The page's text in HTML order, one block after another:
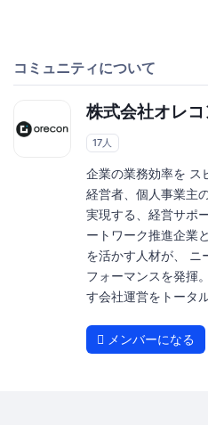
コミュニティについて
株式会社オレコ
17人
企業の業務効率を ス
経営者、個人事業主
実現する、経営サポ
ートワーク推進企業
を活かす人材が、 ニ
フォーマンスを発揮
す会社運営をトータ
メンバーになる